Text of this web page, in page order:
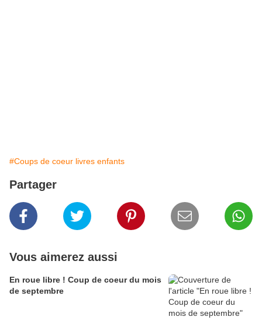
#Coups de coeur livres enfants
Partager
Vous aimerez aussi
En roue libre ! Coup de coeur du mois
de septembre